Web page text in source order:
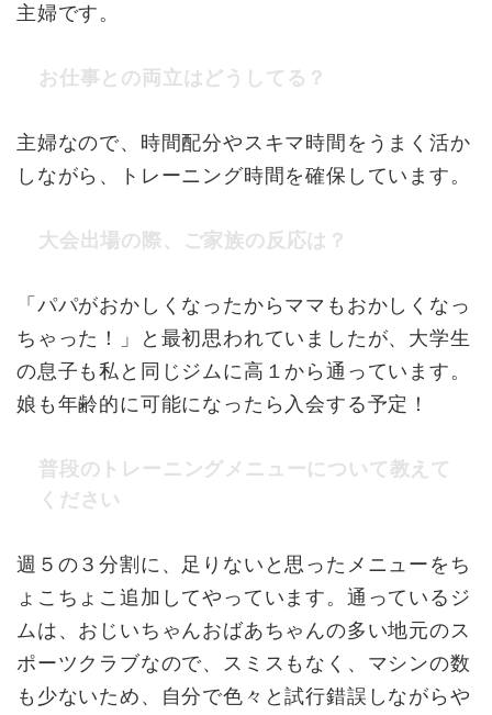
主婦です。
お仕事との両立はどうしてる？
主婦なので、時間配分やスキマ時間をうまく活か
しながら、トレーニング時間を確保しています。
大会出場の際、ご家族の反応は？
「パパがおかしくなったからママもおかしくなっ
ちゃった！」と最初思われていましたが、大学生
の息子も私と同じジムに高１から通っています。
娘も年齢的に可能になったら入会する予定！
普段のトレーニングメニューについて教えて
ください
週５の３分割に、足りないと思ったメニューをち
ょこちょこ追加してやっています。通っているジ
ムは、おじいちゃんおばあちゃんの多い地元のス
ポーツクラブなので、スミスもなく、マシンの数
も少ないため、自分で色々と試行錯誤しながらや